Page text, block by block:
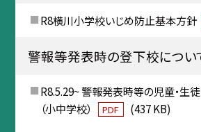
R8横川小学校いじめ防止基本方針
警報等発表時の登下校につい
R8.5.29~ 警報発表時等の児童・生
（小中学校）
PDF (437 KB)